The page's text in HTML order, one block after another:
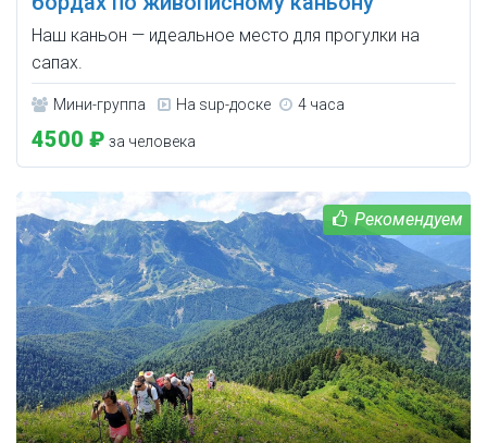
Наш каньон — идеальное место для прогулки на
сапах.
Мини-группа На sup-доске 4 часа
4500 ₽ за человека